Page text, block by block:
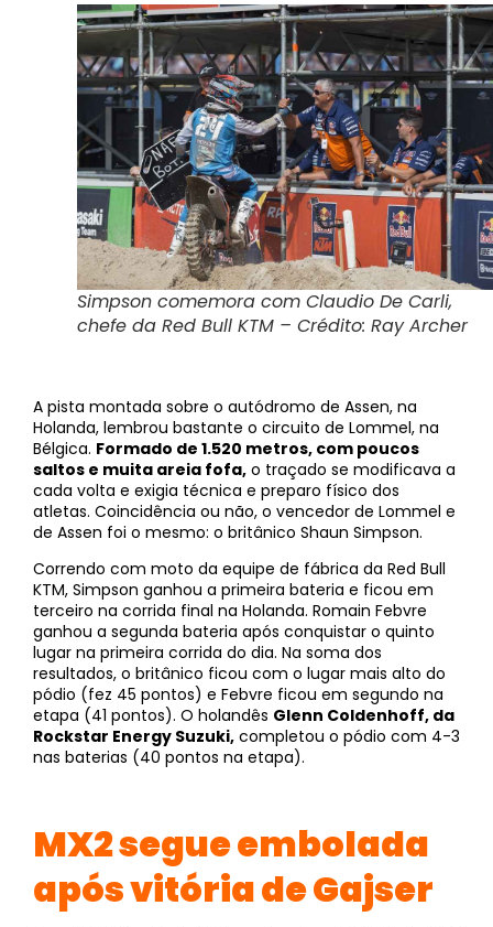
Simpson comemora com Claudio De Carli,
chefe da Red Bull KTM – Crédito: Ray Archer
A pista montada sobre o autódromo de Assen, na
Holanda, lembrou bastante o circuito de Lommel, na
Bélgica. Formado de 1.520 metros, com poucos
saltos e muita areia fofa, o traçado se modificava a
cada volta e exigia técnica e preparo físico dos
atletas. Coincidência ou não, o vencedor de Lommel e
de Assen foi o mesmo: o britânico Shaun Simpson.
Correndo com moto da equipe de fábrica da Red Bull
KTM, Simpson ganhou a primeira bateria e ficou em
terceiro na corrida final na Holanda. Romain Febvre
ganhou a segunda bateria após conquistar o quinto
lugar na primeira corrida do dia. Na soma dos
resultados, o britânico ficou com o lugar mais alto do
pódio (fez 45 pontos) e Febvre ficou em segundo na
etapa (41 pontos). O holandês Glenn Coldenhoff, da
Rockstar Energy Suzuki, completou o pódio com 4-3
nas baterias (40 pontos na etapa).
MX2 segue embolada
após vitória de Gajser